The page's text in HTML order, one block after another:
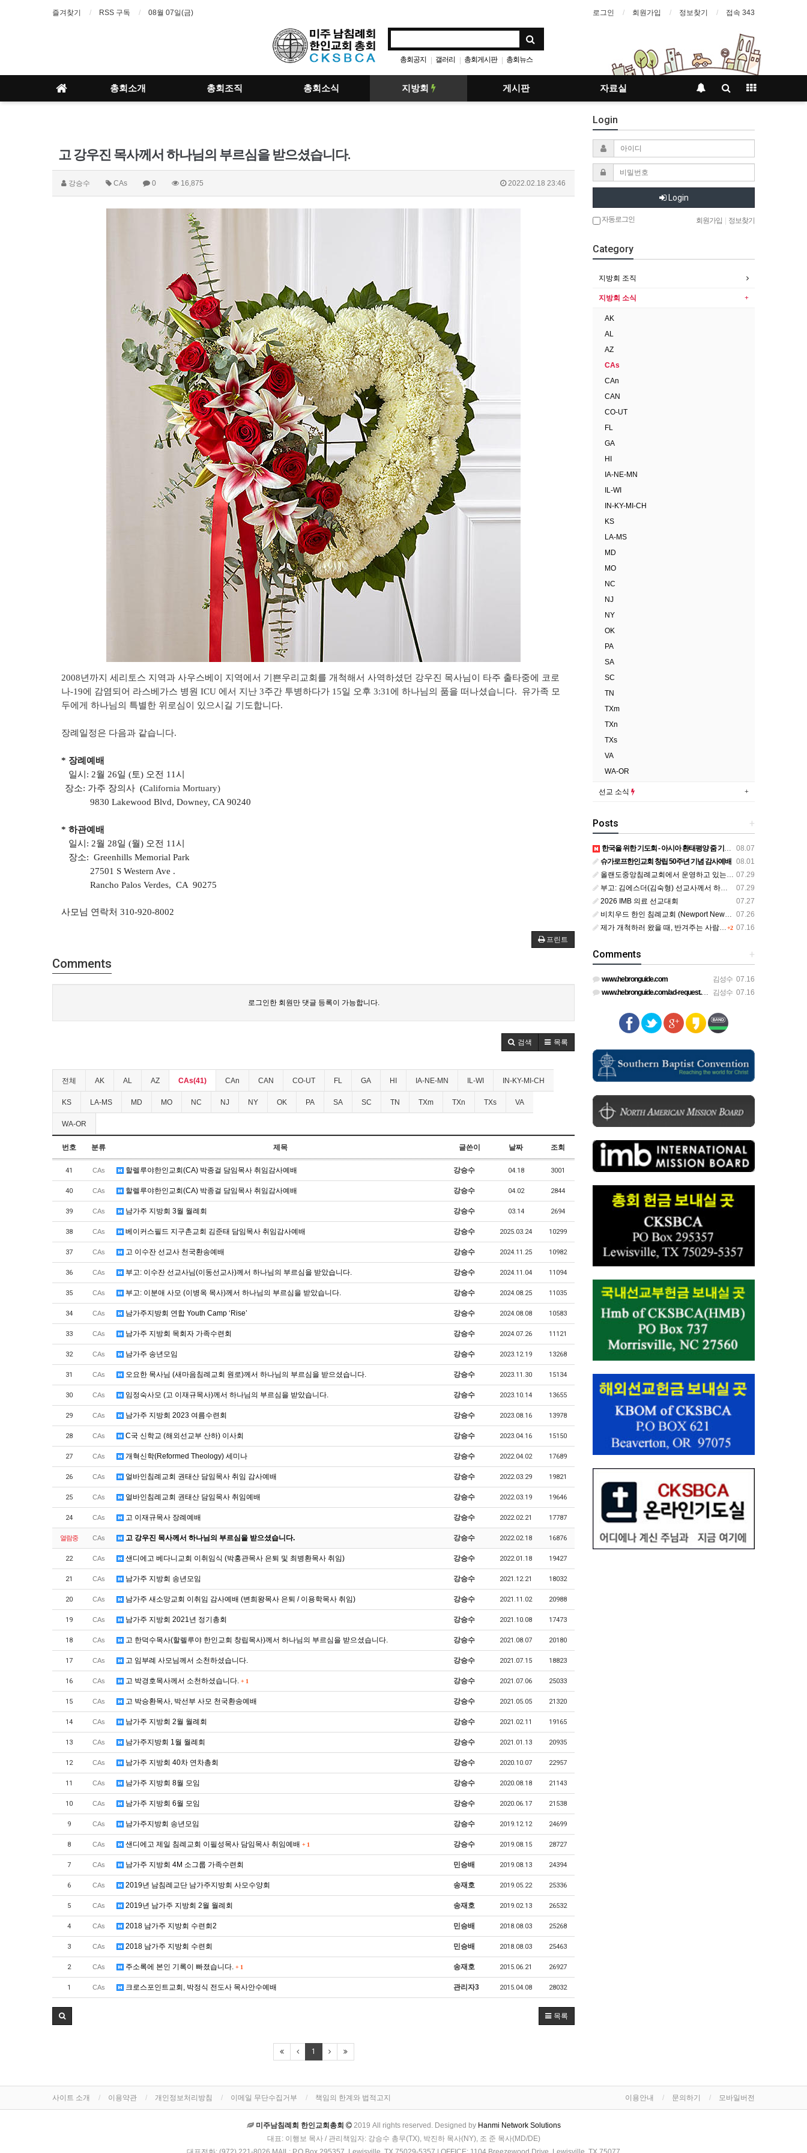
즐겨찾기 RSS 구독 08월 07일(금) 로그인 회원가입 정보찾기 접속 343
총회공지 | 갤러리 | 총회게시판 | 총회뉴스
총회소개 총회조직 총회소식 지방회 게시판 자료실
고 강우진 목사께서 하나님의 부르심을 받으셨습니다.
강승수 CAs 0 16,875 2022.02.18 23:46
2008년까지 세리토스 지역과 사우스베이 지역에서 기쁜우리교회를 개척해서 사역하셨던 강우진 목사님이 타주 출타중에 코로
나-19에 감염되어 라스베가스 병원 ICU 에서 지난 3주간 투병하다가 15일 오후 3:31에 하나님의 품을 떠나셨습니다. 유가족 모
두에게 하나님의 특별한 위로심이 있으시길 기도합니다.
장례일정은 다음과 같습니다.
* 장례예배
일시: 2월 26일 (토) 오전 11시
장소: 가주 장의사 (California Mortuary)
9830 Lakewood Blvd, Downey, CA 90240
* 하관예배
일시: 2월 28일 (월) 오전 11시
장소: Greenhills Memorial Park
27501 S Western Ave .
Rancho Palos Verdes, CA 90275
사모님 연락처 310-920-8002
프린트
Comments
로그인한 회원만 댓글 등록이 가능합니다.
검색 목록
전체 AK AL AZ CAs(41) CAn CAN CO-UT FL GA HI IA-NE-MN IL-WI IN-KY-MI-CH
KS LA-MS MD MO NC NJ NY OK PA SA SC TN TXm TXn TXs VA
WA-OR
번호 분류 제목 글쓴이 날짜 조회
41 CAs 할렐루야한인교회(CA) 박종걸 담임목사 취임감사예배 강승수 04.18 3001
40 CAs 할렐루야한인교회(CA) 박종걸 담임목사 취임감사예배 강승수 04.02 2844
39 CAs 남가주 지방회 3월 월례회 강승수 03.14 2694
38 CAs 베이커스필드 지구촌교회 김준태 담임목사 취임감사예배 강승수 2025.03.24 10299
37 CAs 고 이수잔 선교사 천국환송예배 강승수 2024.11.25 10982
36 CAs 부고: 이수잔 선교사님(이동선교사)께서 하나님의 부르심을 받았습니다. 강승수 2024.11.04 11094
35 CAs 부고: 이분애 사모 (이병옥 목사)께서 하나님의 부르심을 받았습니다. 강승수 2024.08.25 11035
34 CAs 남가주지방회 연합 Youth Camp ‘Rise’ 강승수 2024.08.08 10583
33 CAs 남가주 지방회 목회자 가족수련회 강승수 2024.07.26 11121
32 CAs 남가주 송년모임 강승수 2023.12.19 13268
31 CAs 오요한 목사님 (새마음침례교회 원로)께서 하나님의 부르심을 받으셨습니다. 강승수 2023.11.30 15134
30 CAs 임정숙사모 (고 이재규목사)께서 하나님의 부르심을 받았습니다. 강승수 2023.10.14 13655
29 CAs 남가주 지방회 2023 여름수련회 강승수 2023.08.16 13978
28 CAs C국 신학교 (해외선교부 산하) 이사회 강승수 2023.04.16 15150
27 CAs 개혁신학(Reformed Theology) 세미나 강승수 2022.04.02 17689
26 CAs 얼바인침례교회 권태산 담임목사 취임 감사예배 강승수 2022.03.29 19821
25 CAs 얼바인침례교회 권태산 담임목사 취임예배 강승수 2022.03.19 19646
24 CAs 고 이재규목사 장례예배 강승수 2022.02.21 17787
열람중 CAs 고 강우진 목사께서 하나님의 부르심을 받으셨습니다. 강승수 2022.02.18 16876
22 CAs 샌디에고 베다니교회 이취임식 (박홍관목사 은퇴 및 최병환목사 취임) 강승수 2022.01.18 19427
21 CAs 남가주 지방회 송년모임 강승수 2021.12.21 18032
20 CAs 남가주 새소망교회 이취임 감사예배 (변희왕목사 은퇴 / 이용학목사 취임) 강승수 2021.11.02 20988
19 CAs 남가주 지방회 2021년 정기총회 강승수 2021.10.08 17473
18 CAs 고 한덕수목사(할렐루야 한인교회 창립목사)께서 하나님의 부르심을 받으셨습니다. 강승수 2021.08.07 20180
17 CAs 고 임부례 사모님께서 소천하셨습니다. 강승수 2021.07.15 18823
16 CAs 고 박경호목사께서 소천하셨습니다. + 1 강승수 2021.07.06 25033
15 CAs 고 박승환목사, 박선부 사모 천국환송예배 강승수 2021.05.05 21320
14 CAs 남가주 지방회 2월 월례회 강승수 2021.02.11 19165
13 CAs 남가주지방회 1월 월례회 강승수 2021.01.13 20935
12 CAs 남가주 지방회 40차 연차총회 강승수 2020.10.07 22957
11 CAs 남가주 지방회 8월 모임 강승수 2020.08.18 21143
10 CAs 남가주 지방회 6월 모임 강승수 2020.06.17 21538
9 CAs 남가주지방회 송년모임 강승수 2019.12.12 24699
8 CAs 샌디에고 제일 침례교회 이필성목사 담임목사 취임예배 + 1 강승수 2019.08.15 28727
7 CAs 남가주 지방회 4M 소그룹 가족수련회 민승배 2019.08.13 24394
6 CAs 2019년 남침례교단 남가주지방회 사모수양회 송재호 2019.05.22 25336
5 CAs 2019년 남가주 지방회 2월 월례회 송재호 2019.02.13 26532
4 CAs 2018 남가주 지방회 수련회2 민승배 2018.08.03 25268
3 CAs 2018 남가주 지방회 수련회 민승배 2018.08.03 25463
2 CAs 주소록에 본인 기록이 빠졌습니다. + 1 송재호 2015.06.21 26927
1 CAs 크로스포인트교회, 박정식 전도사 목사안수예배 관리자3 2015.04.08 28032
목록
1
Login
Login
자동로그인 회원가입 정보찾기
Category
지방회 조직
지방회 소식
AK
AL
AZ
CAs
CAn
CAN
CO-UT
FL
GA
HI
IA-NE-MN
IL-WI
IN-KY-MI-CH
KS
LA-MS
MD
MO
NC
NJ
NY
OK
PA
SA
SC
TN
TXm
TXn
TXs
VA
WA-OR
선교 소식
+
Posts
08.07
한국을 위한 기도회 - 아시아 환태평양 줌 기도회
08.01
슈가로프한인교회 창립 50주년 기념 감사예배
07.29
올랜도중앙침례교회에서 운영하고 있는 로뎀선교관을 소개해 드립니다
07.29
부고: 김에스더(김숙형) 선교사께서 하나님의 부르심을 받았습니다.
07.27
2026 IMB 의료 선교대회
07.26
비치우드 한인 침례교회 (Newport News, Virginia) 담임목사 청빙
+2 07.16
제가 개척하러 왔을 때, 반겨주는 사람이 없었습니다.
+
Comments
김성수 07.16
www.hebronguide.com
김성수 07.16
www.hebronguide.com/ad-request.html
사이트 소개 이용약관 개인정보처리방침 이메일 무단수집거부 책임의 한계와 법적고지 이용안내 문의하기 모바일버전
미주남침례회 한인교회총회 2019 All rights reserved. Designed by Hanmi Network Solutions
대표: 이행보 목사 / 관리책임자: 강승수 총무(TX), 박진하 목사(NY), 조 준 목사(MD/DE)